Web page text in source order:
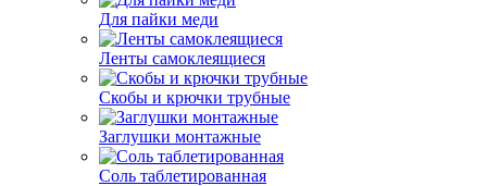
Для пайки меди
Ленты самоклеящиеся
Скобы и крючки трубные
Заглушки монтажные
Соль таблетированная